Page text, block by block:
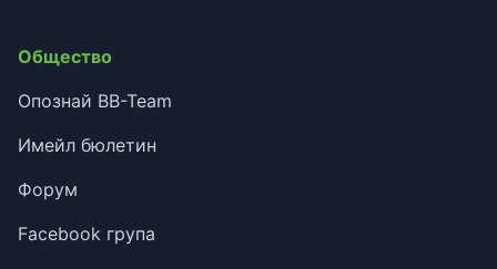
Общество
Опознай BB-Team
Имейл бюлетин
Форум
Facebook група